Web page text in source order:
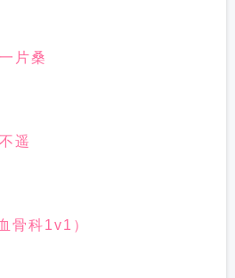
片桑
遥
骨科1v1）